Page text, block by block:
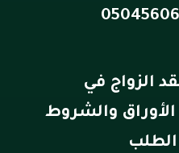
الزواج في
والشروط